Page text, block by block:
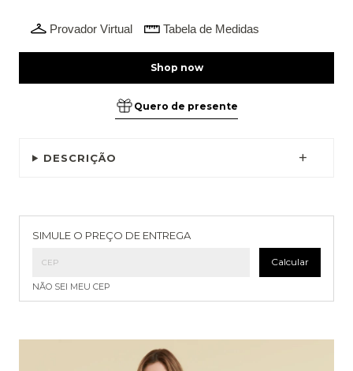
Provador Virtual Tabela de Medidas
Quero de presente
DESCRIÇÃO
SIMULE O PREÇO DE ENTREGA
Calcular
NÃO SEI MEU CEP